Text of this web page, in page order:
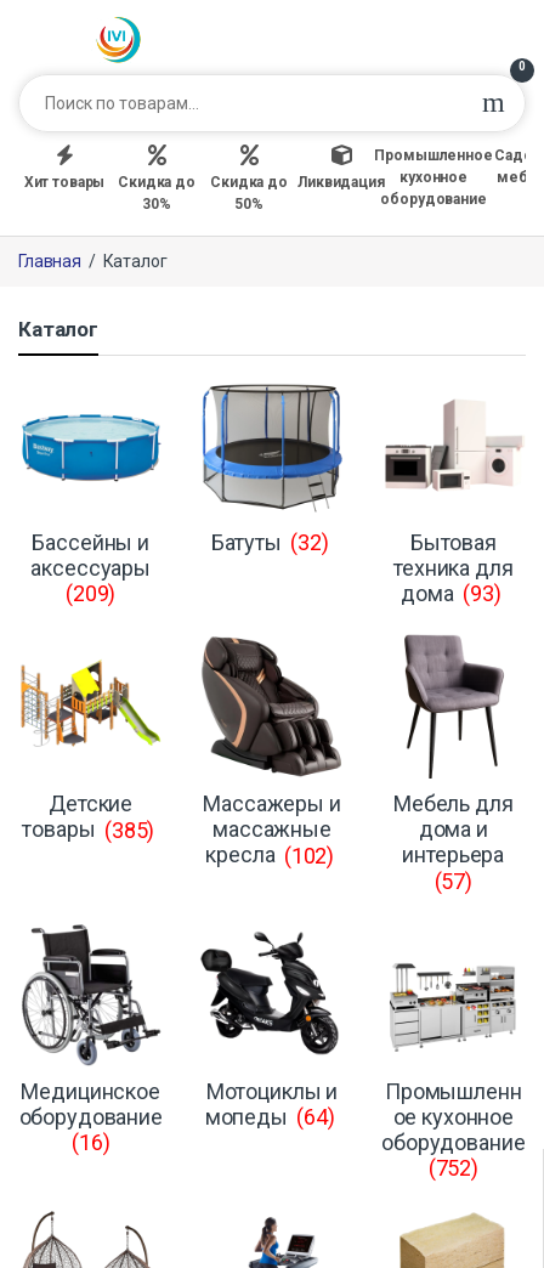
0
Хит товары
Скидка до
30%
Скидка до
50%
Ликвидация
Промышленное
кухонное
оборудование
Главная / Каталог
Каталог
Бассейны и
аксессуары
(209)
Батуты (32)
Бытовая
техника для
дома (93)
Детские
товары (385)
Массажеры и
массажные
кресла (102)
Мебель для
дома и
интерьера
(57)
Медицинское
оборудование
(16)
Мотоциклы и
мопеды (64)
Промышленн
ое кухонное
оборудование
(752)